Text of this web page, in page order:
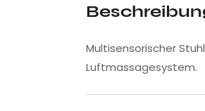
Multisensorischer
Luftmassagesystem.